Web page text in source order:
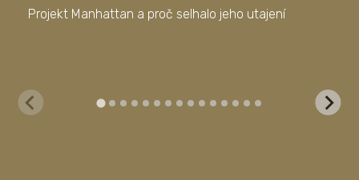
Projekt Manhattan a proč selhalo jeho utajení